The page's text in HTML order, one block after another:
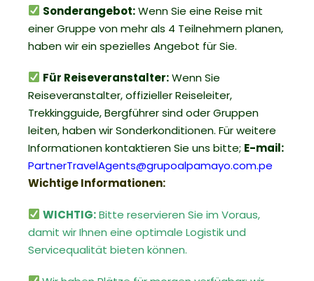
Sonderangebot:Wenn Sie eine Reise mit
einer Gruppe von mehr als 4 Teilnehmern planen,
haben wir ein spezielles Angebot für Sie.
Für Reiseveranstalter:Wenn Sie
Reiseveranstalter, offizieller Reiseleiter,
Trekkingguide, Bergführer sind oder Gruppen
leiten, haben wir Sonderkonditionen. Für weitere
Informationen kontaktieren Sie uns bitte; E-mail:
PartnerTravelAgents@grupoalpamayo.com.pe
Wichtige Informationen:
WICHTIG:Bitte reservieren Sie im Voraus,
damit wir Ihnen eine optimale Logistik und
Servicequalität bieten können.